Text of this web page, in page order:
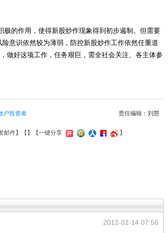
的作用，使得新股炒作现象得到初步遏制。但需要
意识依然较为薄弱，防控新股炒作工作依然任重道
做好这项工作，任务艰巨，需全社会关注、各主体参
责任编辑：刘慧
户投资者
邮件】【 】 【一键分享 】
2012-02-14 07:56